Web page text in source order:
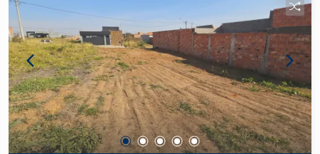
aproveitamento do espaço para diversos
projetos Diferenciais: - Localização privilegiada
no Conquista Vale do Sol - Região em constante
crescimento e valorização - Fácil acesso às
principais vias da cidade - Infraestrutura urbana
completa nas proximidades - Ideal para quem
deseja unir moradia e negócio em um único
endereço Ideal para: - Construção de residência
ampla - Comércio de bairro - Escritórios e